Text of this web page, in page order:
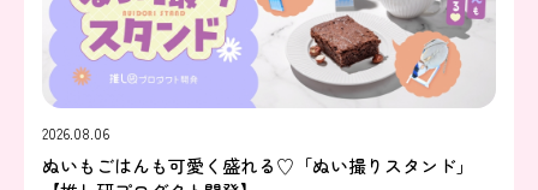
2026.08.06
ぬいもごはんも可愛く盛れる♡「ぬい撮りスタンド」